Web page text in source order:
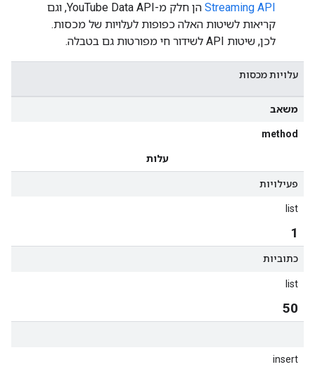
Streaming API
הן חלק מ-YouTube Data API, וגם
קריאות לשיטות האלה כפופות לעלויות של מכסות.
לכן, שיטות API לשידור חי מפורטות גם בטבלה.
עלויות מכסות
משאב
method
עלות
פעילויות
list
1
כתוביות
list
50
insert